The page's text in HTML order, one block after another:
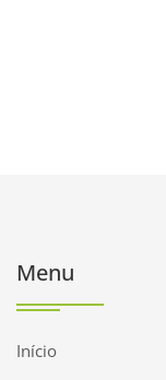
Menu
Início